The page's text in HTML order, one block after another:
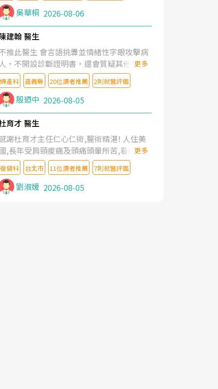
吳華桐 2026-08-06
建翰 醫生
推此醫生 會言語挑釁並情緒性字眼攻擊病
，不開設診斷證明書，還會質疑其他醫生
判斷！
更多
婦產科 嘉義縣 20位讀者推薦 2則就醫評鑑
殷迺中 2026-08-05
育才 醫生
謝杜育才主任仁心仁術,醫術精湛! 人住美
,長年受肩頸痠痛及頭痛頭暈所苦,看遍名醫
授,做了各種檢查,也嘗試過西醫打針,中醫
灸及物理徒手治療都沒有用,後來連吃到嗎
類止痛藥都效果有限,只是壓症狀,沒多久就
起來,多年失眠嚴重影響生活品質. 台灣親
更多
復健科 台北市 11位讀者推薦 7則就醫評鑑
劉淑媛 2026-08-05